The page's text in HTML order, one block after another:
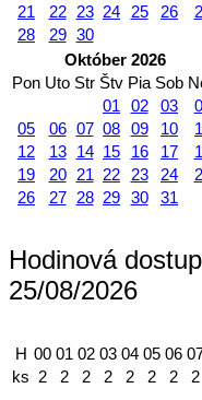
21
22 23 24 25 26
28
29 30
Október 2026
Pon Uto Str Štv Pia Sob
01
02 03
05
06 07 08 09 10
12
13 14 15 16 17
19
20 21 22 23 24
26
27 28 29 30 31
Hodinová
25/08/2026
H 00 01 02 03 04 05 06
ks 2 2 2 2 2 2 2 2